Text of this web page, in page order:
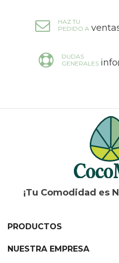
HAZ TU
PEDIDO A
DUDAS
GENERALES
¡Tu Comodidad es
PRODUCTOS
NUESTRA EMPRESA